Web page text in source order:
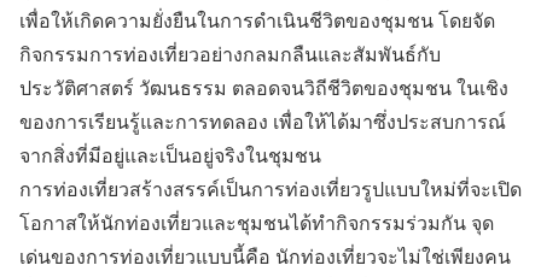
เพื่อให้เกิดความยั่งยืนในการดำเนินชีวิตของชุมชน โดยจัด
กิจกรรมการท่องเที่ยวอย่างกลมกลืนและสัมพันธ์กับ
ประวัติศาสตร์ วัฒนธรรม ตลอดจนวิถีชีวิตของชุมชน ในเชิง
ของการเรียนรู้และการทดลอง เพื่อให้ได้มาซึ่งประสบการณ์
จากสิ่งที่มีอยู่และเป็นอยู่จริงในชุมชน
การท่องเที่ยวสร้างสรรค์เป็นการท่องเที่ยวรูปแบบใหม่ที่จะเปิด
โอกาสให้นักท่องเที่ยวและชุมชนได้ทำกิจกรรมร่วมกัน จุด
เด่นของการท่องเที่ยวแบบนี้คือ นักท่องเที่ยวจะไม่ใช่เพียงคน